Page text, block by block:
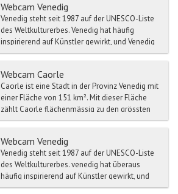
Webcam Venedig
Venedig steht seit 1987 auf der UNESCO-Liste
des Weltkulturerbes. Venedig hat häufig
inspirierend auf Künstler gewirkt, und Venedig
wurde eine der ...
Webcam Caorle
Caorle ist eine Stadt in der Provinz Venedig mit
einer Fläche von 151 km². Mit dieser Fläche
zählt Caorle flächenmässig zu den grössten
Gemeinden N...
Webcam Venedig
Venedig steht seit 1987 auf der UNESCO-Liste
des Weltkulturerbes. venedig hat überaus
häufig inspirierend auf Künstler gewirkt, und
Venedig wurde e...